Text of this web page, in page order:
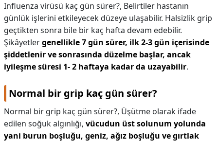
Influenza virüsü kaç gün sürer?, Belirtiler hastanın
günlük işlerini etkileyecek düzeye ulaşabilir. Halsizlik grip
geçtikten sonra bile bir kaç hafta devam edebilir.
Şikâyetlergenellikle 7 gün sürer, ilk 2-3 gün içerisinde
şiddetlenir ve sonrasında düzelme başlar, ancak
iyileşme süresi 1- 2 haftaya kadar da uzayabilir.
Normal bir grip kaç gün sürer?
Normal bir grip kaç gün sürer?, Üşütme olarak ifade
edilen soğuk algınlığı, vücudun üst solunum yolunda
yani burun boşluğu, geniz, ağız boşluğu ve gırtlak